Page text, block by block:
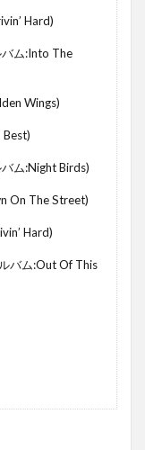
Hard)
ム:Into The
Wings)
ム:Night Birds)
On The Street)
Hard)
バム:Out Of This